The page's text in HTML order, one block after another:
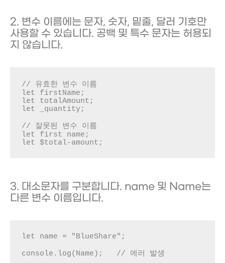
2. 변수 이름에는 문자, 숫자, 밑줄, 달러 기호만
사용할 수 있습니다. 공백 및 특수 문자는 허용되
지 않습니다.
// 유효한 변수 이름
let firstName;
let totalAmount;
let _quantity;
// 잘못된 변수 이름
let first name;
let $total-amount;
3. 대소문자를 구분합니다. name 및 Name는
다른 변수 이름입니다.
let name = "BlueShare";
console.log(Name);   // 에러 발생